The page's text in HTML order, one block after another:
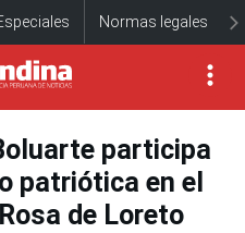
Normas legales
participa
patriótica en el
de Loreto